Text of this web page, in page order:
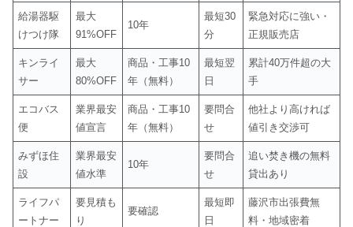
給湯器駆
けつけ隊
最大
91%OFF
10年
最短30
分
緊急対応に強い・
正規販売店
キンライ
サー
最大
80%OFF
商品・工事10
年（無料）
最短翌
日
累計40万件超の大
手
エコバス
便
業界最安
値宣言
商品・工事10
年（無料）
要問合
せ
他社より高ければ
値引き交渉可
みずほ住
設
業界最安
値水準
10年
要問合
せ
追い焚き機の無料
貸出あり
ライフパ
ートナー
要見積も
り
要確認
最短即
日
藤沢市出張費無
料・地域密着